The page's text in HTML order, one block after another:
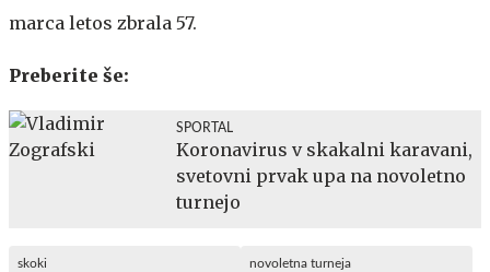
marca letos zbrala 57.
Preberite še:
SPORTAL
Koronavirus v skakalni karavani,
svetovni prvak upa na novoletno
turnejo
skoki novoletna turneja